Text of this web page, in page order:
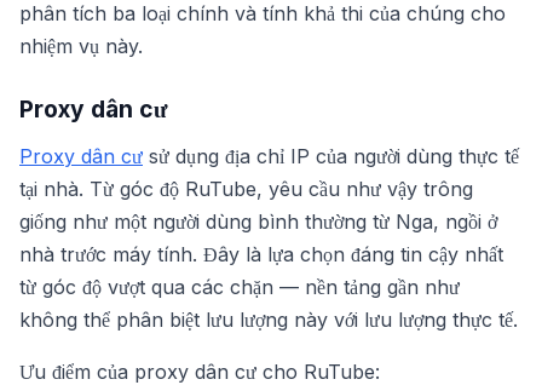
phân tích ba loại chính và tính khả thi của chúng cho
nhiệm vụ này.
Proxy dân cư
Proxy dân cư sử dụng địa chỉ IP của người dùng thực tế
tại nhà. Từ góc độ RuTube, yêu cầu như vậy trông
giống như một người dùng bình thường từ Nga, ngồi ở
nhà trước máy tính. Đây là lựa chọn đáng tin cậy nhất
từ góc độ vượt qua các chặn — nền tảng gần như
không thể phân biệt lưu lượng này với lưu lượng thực tế.
Ưu điểm của proxy dân cư cho RuTube: